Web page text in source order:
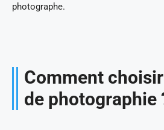
photographe.
Comment
de photographie